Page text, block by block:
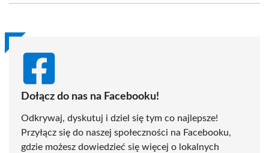
(Twitter)
Dołącz do nas na Facebooku!
Odkrywaj, dyskutuj i dziel się tym co najlepsze!
Przyłącz się do naszej społeczności na Facebooku,
gdzie możesz dowiedzieć się więcej o lokalnych